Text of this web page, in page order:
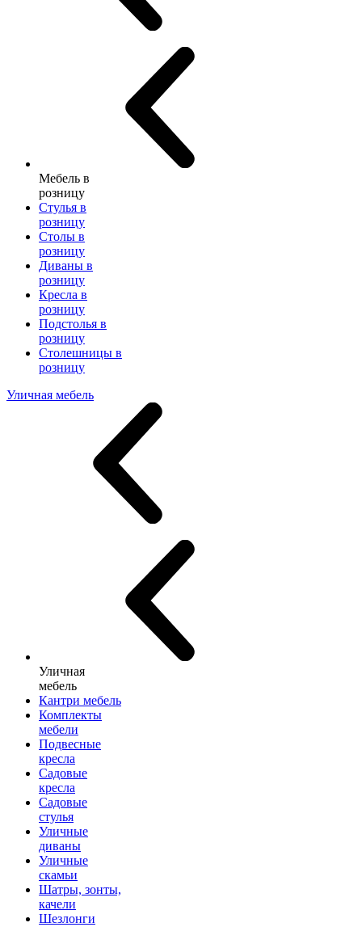
Мебель в
розницу
Стулья в
розницу
Столы в
розницу
Диваны в
розницу
Кресла в
розницу
Подстолья в
розницу
Столешницы в
розницу
Уличная мебель
Уличная
мебель
Кантри мебель
Комплекты
мебели
Подвесные
кресла
Садовые
кресла
Садовые
стулья
Уличные
диваны
Уличные
скамьи
Шатры, зонты,
качели
Шезлонги